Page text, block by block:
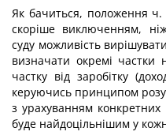
Як бачиться, положення ч.
скоріше виключенням,
суду можливість
визначати окремі
частку від заробітку
керуючись принципом
з урахуванням
буде найдоцільнішим у